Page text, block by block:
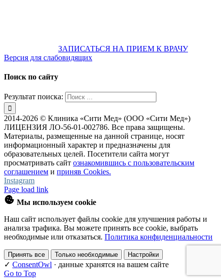
ЗАПИСАТЬСЯ НА ПРИЕМ К ВРАЧУ
Версия для слабовидящих
Поиск по сайту
Результат поиска:
2014-2026 © Клиника «Сити Мед» (ООО «Сити Мед»)
ЛИЦЕНЗИЯ ЛО-56-01-002786. Все права защищены.
Материалы, размещенные на данной странице, носят
информационный характер и предназначены для
образовательных целей. Посетители сайта могут
просматривать сайт ознакомившись с пользовательским
соглашением и приняв Cookies.
Instagram
Page load link
Мы используем cookie
Наш сайт использует файлы cookie для улучшения работы и
анализа трафика. Вы можете принять все cookie, выбрать
необходимые или отказаться. Политика конфиденциальности
Принять все Только необходимые Настройки
✓ ConsentOwl · данные хранятся на вашем сайте
Go to Top